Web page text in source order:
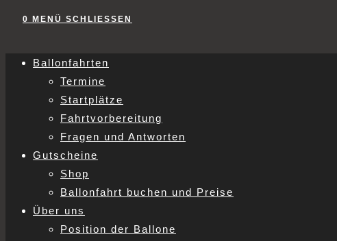
0 MENÜ SCHLIESSEN
Ballonfahrten
Termine
Startplätze
Fahrtvorbereitung
Fragen und Antworten
Gutscheine
Shop
Ballonfahrt buchen und Preise
Über uns
Position der Ballone